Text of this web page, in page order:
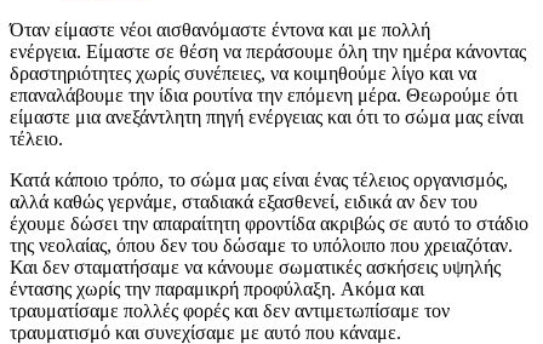
Όταν είμαστε νέοι αισθανόμαστε έντονα και με πολλή
ενέργεια. Είμαστε σε θέση να περάσουμε όλη την ημέρα κάνοντας
δραστηριότητες χωρίς συνέπειες, να κοιμηθούμε λίγο και να
επαναλάβουμε την ίδια ρουτίνα την επόμενη μέρα. Θεωρούμε ότι
είμαστε μια ανεξάντλητη πηγή ενέργειας και ότι το σώμα μας είναι
τέλειο.
Κατά κάποιο τρόπο, το σώμα μας είναι ένας τέλειος οργανισμός,
αλλά καθώς γερνάμε, σταδιακά εξασθενεί, ειδικά αν δεν του
έχουμε δώσει την απαραίτητη φροντίδα ακριβώς σε αυτό το στάδιο
της νεολαίας, όπου δεν του δώσαμε το υπόλοιπο που χρειαζόταν.
Και δεν σταματήσαμε να κάνουμε σωματικές ασκήσεις υψηλής
έντασης χωρίς την παραμικρή προφύλαξη. Ακόμα και
τραυματίσαμε πολλές φορές και δεν αντιμετωπίσαμε τον
τραυματισμό και συνεχίσαμε με αυτό που κάναμε.